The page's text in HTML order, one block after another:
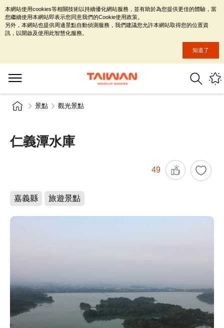
景點 觀光景點
仁義潭水庫
49
嘉義縣 旅遊景點
本網站使用cookies等相關技術以持續優化網站服務，並有助於為您提供更佳的體驗，當
您繼續使用本網站即表示您同意我們的Cookie使用政策。
另外，本網站也提供周邊景點自動偵測服務，我們建議您允許本網站取得您的位置資
訊，以開啟及使用此智慧化服務。
知道了